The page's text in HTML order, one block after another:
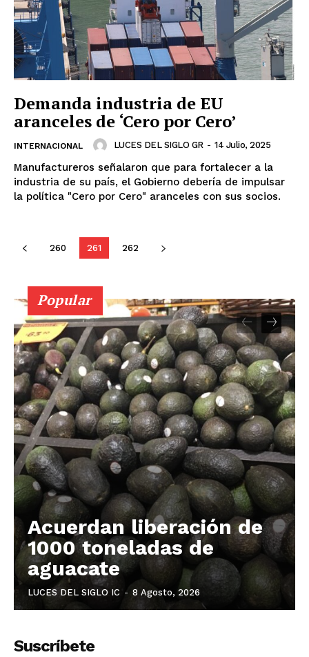
SUSCRÍBETE AHORA
Empresa
Nosotros
Contacto
Política de privacidad
Políticas del Sitio
Demanda industria de EU
aranceles de ‘Cero por Cero’
INTERNACIONAL LUCES DEL SIGLO GR - 14 Julio, 2025
Manufactureros señalaron que para fortalecer a la
industria de su país, el Gobierno debería de impulsar
la política "Cero por Cero" aranceles con sus socios.
260 261 262
Popular
Acuerdan liberación de
1000 toneladas de
aguacate
LUCES DEL SIGLO IC - 8 Agosto, 2026
Suscríbete